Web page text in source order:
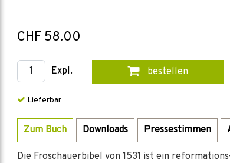
CHF 58.00
Expl. bestellen
Lieferbar
Zum Buch Downloads Pressestimmen
Die Froschauerbibel von 1531 ist ein